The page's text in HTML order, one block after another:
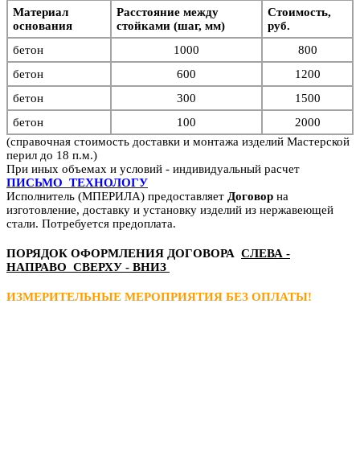
Материал
основания
Расстояние между
стойками (шаг, мм)
Стоимость,
руб.
бетон
1000
800
бетон
600
1200
бетон
300
1500
бетон
100
2000
(справочная стоимость доставки и монтажа изделий Мастерской
перил до 18 п.м.)
При иных объемах и условий - индивидуальный расчет
ПИСЬМО ТЕХНОЛОГУ
Исполнитель (МПЕРИЛА) предоставляет Договор на
изготовление, доставку и установку изделий из нержавеющей
стали. Потребуется предоплата.
ПОРЯДОК ОФОРМЛЕНИЯ ДОГОВОРА СЛЕВА -
НАПРАВО СВЕРХУ - ВНИЗ
ИЗМЕРИТЕЛЬНЫЕ МЕРОПРИЯТИЯ БЕЗ ОПЛАТЫ!